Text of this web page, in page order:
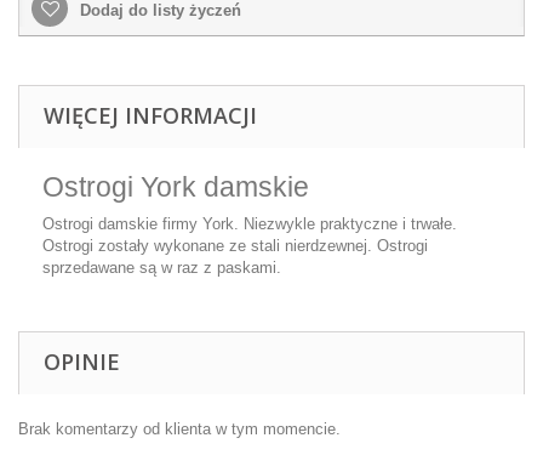
Dodaj do listy życzeń
WIĘCEJ INFORMACJI
Ostrogi York damskie
Ostrogi damskie firmy York. Niezwykle praktyczne i trwałe.
Ostrogi zostały wykonane ze stali nierdzewnej. Ostrogi
sprzedawane są w raz z paskami.
OPINIE
Brak komentarzy od klienta w tym momencie.